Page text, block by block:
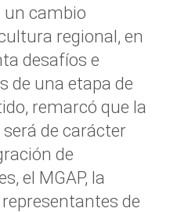
un cambio
regional, en
desafíos e
de una etapa de
remarcó que la
de carácter
de
el MGAP, la
de